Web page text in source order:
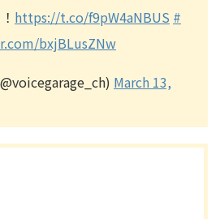
https://t.co/f9pW4aNBUS #
bxjBLusZNw
March 13,